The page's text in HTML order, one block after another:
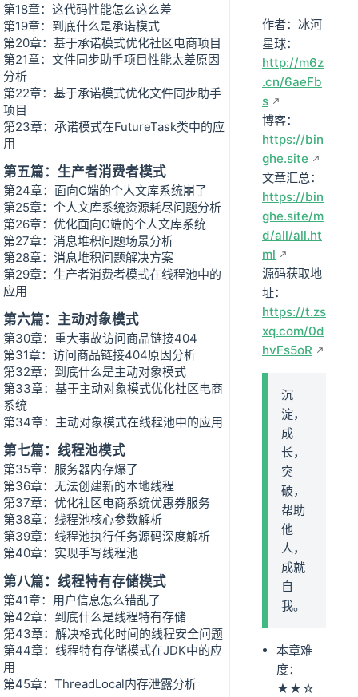
第18章：这代码性能怎么这么差
第19章：到底什么是承诺模式
第20章：基于承诺模式优化社区电商项目
第21章：文件同步助手项目性能太差原因
分析
第22章：基于承诺模式优化文件同步助手
项目
第23章：承诺模式在FutureTask类中的应
用
第五篇：生产者消费者模式
第24章：面向C端的个人文库系统崩了
第25章：个人文库系统资源耗尽问题分析
第26章：优化面向C端的个人文库系统
第27章：消息堆积问题场景分析
第28章：消息堆积问题解决方案
第29章：生产者消费者模式在线程池中的
应用
第六篇：主动对象模式
第30章：重大事故访问商品链接404
第31章：访问商品链接404原因分析
第32章：到底什么是主动对象模式
第33章：基于主动对象模式优化社区电商
系统
第34章：主动对象模式在线程池中的应用
第七篇：线程池模式
第35章：服务器内存爆了
第36章：无法创建新的本地线程
第37章：优化社区电商系统优惠券服务
第38章：线程池核心参数解析
第39章：线程池执行任务源码深度解析
第40章：实现手写线程池
第八篇：线程特有存储模式
第41章：用户信息怎么错乱了
第42章：到底什么是线程特有存储
第43章：解决格式化时间的线程安全问题
第44章：线程特有存储模式在JDK中的应
用
第45章：ThreadLocal内存泄露分析
作者：冰河
星球：
http://m6z
.cn/6aeFb
s
博客：
https://bin
ghe.site
文章汇总：
https://bin
ghe.site/m
d/all/all.ht
ml
源码获取地
址：
https://t.zs
xq.com/0d
hvFs5oR
沉
淀，
成
长，
突
破，
帮助
他
人，
成就
自
我。
本章难
度：
★★☆